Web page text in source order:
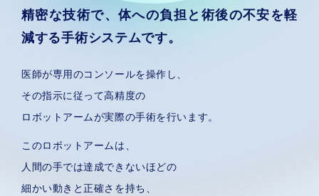
精密な技術で、体への負担と術後の不安を軽
減する手術システムです。
医師が専用のコンソールを操作し、
その指示に従って高精度の
ロボットアームが実際の手術を行います。
このロボットアームは、
人間の手では達成できないほどの
細かい動きと正確さを持ち、